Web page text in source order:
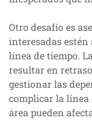
Otro desafío es
interesadas
línea de tiempo.
resultar en
gestionar las
complicar la línea
área pueden